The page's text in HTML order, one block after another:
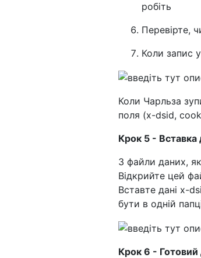
робіть
Перевірте,
Коли запис
Коли Чарльза
поля (x-dsid,
Крок 5 - Вставка
3 файли даних,
Відкрийте цей
Вставте дані x-
бути в одній
Крок 6 - Готовий